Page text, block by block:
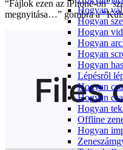
Hogyan
Hogyan
Hogyan
Hogyan
Hogyan
Hogyan
Lépésről
Hogyan
Hogyan
Hogyan
Offline
Hogyan
“Fájlok ezen az iPhone-on”
megnyitása…” gombra a